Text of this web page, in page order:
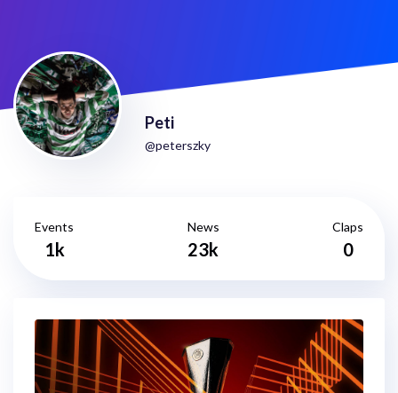
Peti
@peterszky
Events
1k
News
23k
Claps
0